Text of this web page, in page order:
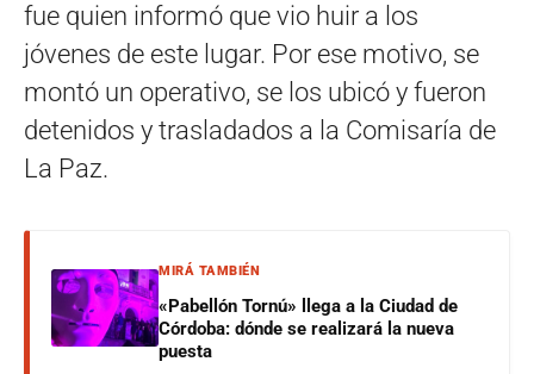
fue quien informó que vio huir a los
jóvenes de este lugar. Por ese motivo, se
montó un operativo, se los ubicó y fueron
detenidos y trasladados a la Comisaría de
La Paz.
MIRÁ TAMBIÉN
«Pabellón Tornú» llega a la Ciudad de
Córdoba: dónde se realizará la nueva
puesta